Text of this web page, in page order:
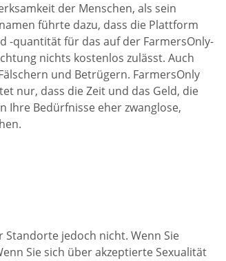
der Menschen, als sein
führte dazu, dass die Plattform
-quantität für das auf der FarmersOnly-
nichts kostenlos zulässt. Auch
und Betrügern. FarmersOnly
nur, dass die Zeit und das Geld, die
Ihre Bedürfnisse eher zwanglose,
Standorte jedoch nicht. Wenn Sie
Sie sich über akzeptierte Sexualität